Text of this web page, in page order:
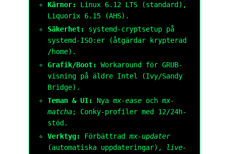
Kärnor: Linux 6.12 LTS (standard),
Liquorix 6.15 (AHS).
Säkerhet:
systemd-cryptsetuppå
systemd-ISO:er (åtgärdar krypterad
/home).
Grafik/Boot: Workaround för GRUB-
visning på äldre Intel (Ivy/Sandy
Bridge).
Teman & UI: Nya mx-easeoch mx-
matcha; Conky-profiler med 12/24h-
stöd.
Verktyg: Förbättrad mx-updater
(automatiska uppdateringar),
live-